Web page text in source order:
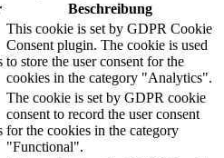
Beschreibung
This cookie is set by GDPR Cookie
Consent plugin. The cookie is used
to store the user consent for the
cookies in the category "Analytics".
The cookie is set by GDPR cookie
consent to record the user consent
for the cookies in the category
"Functional".